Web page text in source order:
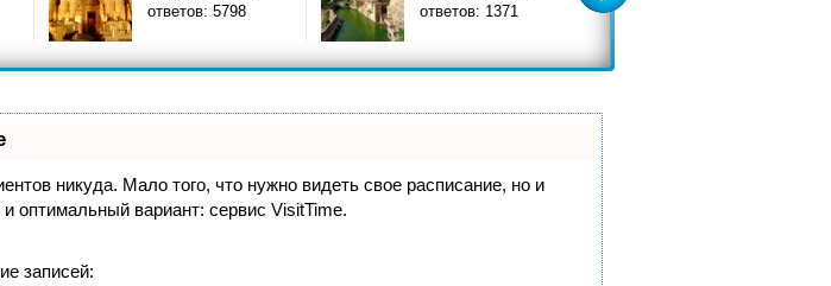
ответов: 5798
ответов: 1371
никуда. Мало того, что нужно видеть свое расписание, но и
оптимальный вариант: сервис VisitTime.
записей: